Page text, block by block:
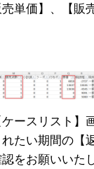
単価】、【販
ースリスト】
たい期間の【
をお願いいた